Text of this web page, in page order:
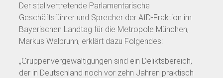
Der stellvertretende Parlamentarische
Geschäftsführer und Sprecher der AfD-Fraktion im
Bayerischen Landtag für die Metropole München,
Markus Walbrunn, erklärt dazu Folgendes:
„Gruppenvergewaltigungen sind ein Deliktsbereich,
der in Deutschland noch vor zehn Jahren praktisch